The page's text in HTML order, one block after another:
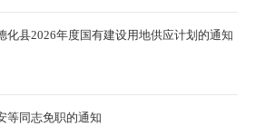
化县2026年度国有建设用地供应计划的通知
等同志免职的通知